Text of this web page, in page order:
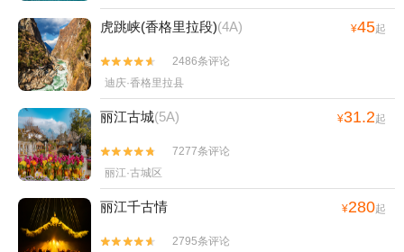
虎跳峡(香格里拉段)(4A) ¥45起


2486条评论
迪庆·香格里拉县
丽江古城(5A) ¥31.2起


7277条评论
丽江·古城区
丽江千古情 ¥280起


2795条评论